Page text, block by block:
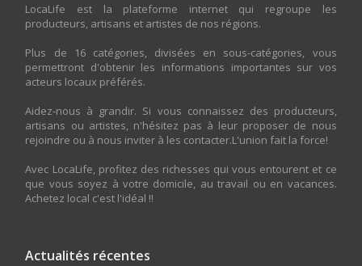
LocaLife est la plateforme internet qui regroupe les
producteurs, artisans et artistes de nos régions.
Plus de 16 catégories, divisées en sous-catégories, vous
permettront d'obtenir les informations importantes sur vos
acteurs locaux préférés.
Aidez-nous à grandir. Si vous connaissez des producteurs,
artisans ou artistes, n'hésitez pas à leur proposer de nous
rejoindre ou à nous inviter à les contacter.L'union fait la force!
Avec LocaLife, profitez des richesses qui vous entourent et ce
que vous soyez à votre domicile, au travail ou en vacances.
Achetez local c'est l'idéal !!
Actualités récentes